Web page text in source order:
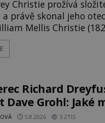
Christie prožívá
a právě skonal jeho
Mellis Christie
je ale doprovázena
v
Richard
Dave Grohl: Jaké
zážitky?
5.8.2026 3.2TIS